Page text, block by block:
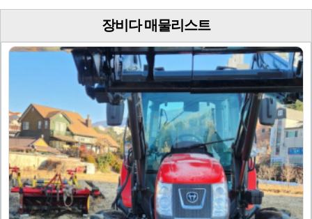
장비다 매물리스트